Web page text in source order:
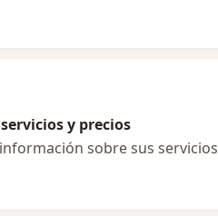
y precios
sobre sus servicios